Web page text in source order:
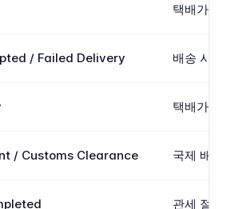
택배가 운
/ Failed Delivery 배송 시도
택배가 수
/ Customs Clearance 국제 배송
관세 절차